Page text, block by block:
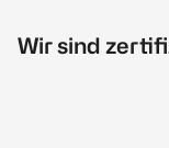
Wir sind